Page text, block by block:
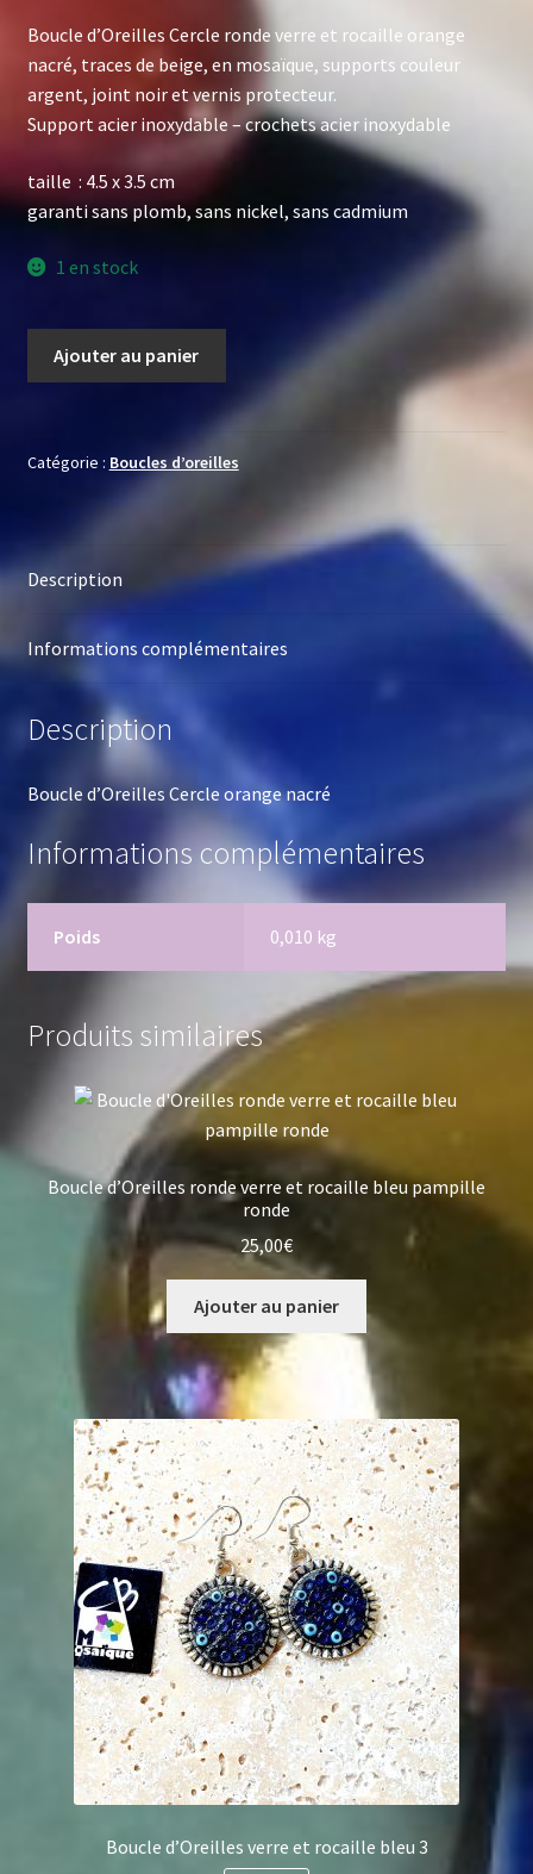
Boucle d’Oreilles Cercle ronde verre et rocaille orange
nacré, traces de beige, en mosaïque, supports couleur
argent, joint noir et vernis protecteur.
Support acier inoxydable – crochets acier inoxydable
taille : 4.5 x 3.5 cm
garanti sans plomb, sans nickel, sans cadmium
1 en stock
Cercle
Ajouter au panier
Catégorie : Boucles d’oreilles
Description
Informations complémentaires
Description
Boucle d’Oreilles Cercle orange nacré
Informations complémentaires
Poids 0,010 kg
Produits similaires
Boucle d’Oreilles ronde verre et rocaille bleu pampille
ronde
25,00€
Ajouter au panier
Boucle d’Oreilles verre et rocaille bleu 3